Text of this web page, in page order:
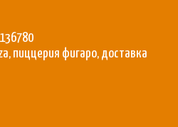
пиццерия фигаро, доставка